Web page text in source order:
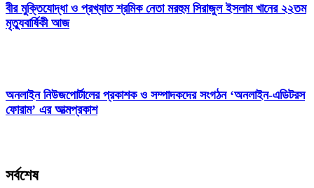
বীর মুক্তিযোদ্ধা ও প্রখ্যাত শ্রমিক নেতা মরহুম সিরাজুল ইসলাম খানের ২২তম
মৃত্যুবার্ষিকী আজ
অনলাইন নিউজপোর্টালের প্রকাশক ও সম্পাদকদের সংগঠন ‘অনলাইন-এডিটরস
ফোরাম’ এর আত্মপ্রকাশ
সর্বশেষ